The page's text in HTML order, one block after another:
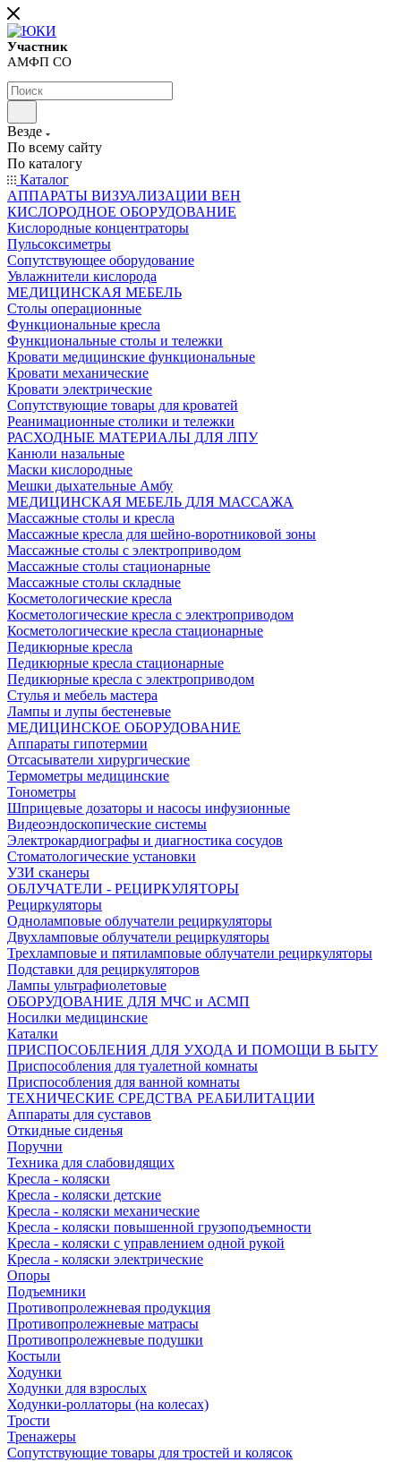
Участник
АМФП СО
Везде
По всему сайту
По каталогу
Каталог
АППАРАТЫ ВИЗУАЛИЗАЦИИ ВЕН
КИСЛОРОДНОЕ ОБОРУДОВАНИЕ
Кислородные концентраторы
Пульсоксиметры
Сопутствующее оборудование
Увлажнители кислорода
МЕДИЦИНСКАЯ МЕБЕЛЬ
Столы операционные
Функциональные кресла
Функциональные столы и тележки
Кровати медицинские функциональные
Кровати механические
Кровати электрические
Сопутствующие товары для кроватей
Реанимационные столики и тележки
РАСХОДНЫЕ МАТЕРИАЛЫ ДЛЯ ЛПУ
Канюли назальные
Маски кислородные
Мешки дыхательные Амбу
МЕДИЦИНСКАЯ МЕБЕЛЬ ДЛЯ МАССАЖА
Массажные столы и кресла
Массажные кресла для шейно-воротниковой зоны
Массажные столы с электроприводом
Массажные столы стационарные
Массажные столы складные
Косметологические кресла
Косметологические кресла с электроприводом
Косметологические кресла стационарные
Педикюрные кресла
Педикюрные кресла стационарные
Педикюрные кресла с электроприводом
Стулья и мебель мастера
Лампы и лупы бестеневые
МЕДИЦИНСКОЕ ОБОРУДОВАНИЕ
Аппараты гипотермии
Отсасыватели хирургические
Термометры медицинские
Тонометры
Шприцевые дозаторы и насосы инфузионные
Видеоэндоскопические системы
Электрокардиографы и диагностика сосудов
Стоматологические установки
УЗИ сканеры
ОБЛУЧАТЕЛИ - РЕЦИРКУЛЯТОРЫ
Рециркуляторы
Одноламповые облучатели рециркуляторы
Двухламповые облучатели рециркуляторы
Трехламповые и пятиламповые облучатели рециркуляторы
Подставки для рециркуляторов
Лампы ультрафиолетовые
ОБОРУДОВАНИЕ ДЛЯ МЧС и АСМП
Носилки медицинские
Каталки
ПРИСПОСОБЛЕНИЯ ДЛЯ УХОДА И ПОМОЩИ В БЫТУ
Приспособления для туалетной комнаты
Приспособления для ванной комнаты
ТЕХНИЧЕСКИЕ СРЕДСТВА РЕАБИЛИТАЦИИ
Аппараты для суставов
Откидные сиденья
Поручни
Техника для слабовидящих
Кресла - коляски
Кресла - коляски детские
Кресла - коляски механические
Кресла - коляски повышенной грузоподъемности
Кресла - коляски с управлением одной рукой
Кресла - коляски электрические
Опоры
Подъемники
Противопролежневая продукция
Противопролежневые матрасы
Противопролежневые подушки
Костыли
Ходунки
Ходунки для взрослых
Ходунки-роллаторы (на колесах)
Трости
Тренажеры
Сопутствующие товары для тростей и колясок